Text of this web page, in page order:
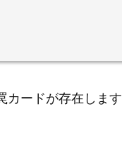
カードが存在します